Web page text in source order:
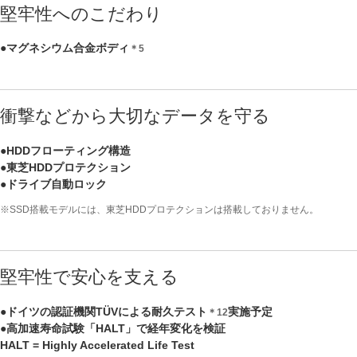
堅牢性へのこだわり
●マグネシウム合金ボディ ＊5
衝撃などから大切なデータを守る
●HDDフローティング構造
●東芝HDDプロテクション
●ドライブ自動ロック
※SSD搭載モデルには、東芝HDDプロテクションは搭載しておりません。
堅牢性で安心を支える
●ドイツの認証機関TÜVによる耐久テスト ＊12実施予定
●高加速寿命試験「HALT」で経年変化を検証
HALT = Highly Accelerated Life Test